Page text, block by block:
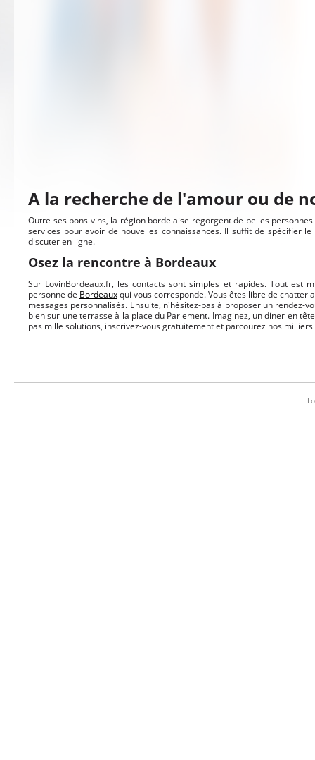
A la recherche de l'amour ou de
Outre ses bons vins, la région bordelaise regorgent de belles
services pour avoir de nouvelles connaissances. Il suffit de spécifier
discuter en ligne.
Osez la rencontre à Bordeaux
Sur LovinBordeaux.fr, les contacts sont simples et rapides. Tout est
personne de Bordeauxqui vous corresponde. Vous êtes libre de chatter
messages personnalisés. Ensuite, n'hésitez-pas à proposer un rendez-
bien sur une terrasse à la place du Parlement. Imaginez, un diner en
pas mille solutions, inscrivez-vous gratuitement et parcourez nos